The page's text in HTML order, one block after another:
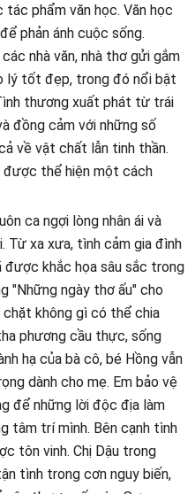
phẩm văn học. Văn học
phản ánh cuộc sống.
nhà văn, nhà thơ gửi gắm
lý tốt đẹp, trong đó nổi bật
thương xuất phát từ trái
đồng cảm với những số
về vật chất lẫn tinh thần.
được thể hiện một cách
ca ngợi lòng nhân ái và
Từ xa xưa, tình cảm gia đình
khắc họa sâu sắc trong
"Những ngày thơ ấu" cho
không gì có thể chia
phương cầu thực, sống
hạ của bà cô, bé Hồng vẫn
dành cho mẹ. Em bảo vệ
để những lời độc địa làm
tâm trí mình. Bên cạnh tình
tôn vinh. Chị Dậu trong
tình trong cơn nguy biến,